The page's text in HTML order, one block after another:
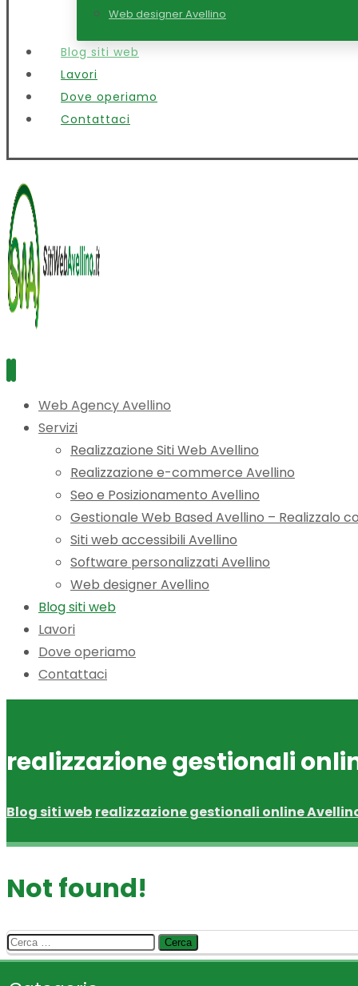
Web designer Avellino
Blog siti web
Lavori
Dove operiamo
Contattaci
Web Agency Avellino
Servizi
Realizzazione Siti Web Avellino
Realizzazione e-commerce Avellino
Seo e Posizionamento Avellino
Gestionale Web Based Avellino – Realizzalo
Siti web accessibili Avellino
Software personalizzati Avellino
Web designer Avellino
Blog siti web
Lavori
Dove operiamo
Contattaci
realizzazione gestionali
Blog siti web realizzazione gestionali online
Not found!
Ricerca
per: